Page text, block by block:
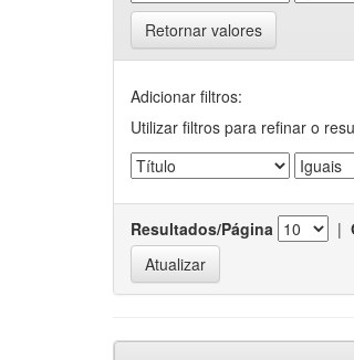
Retornar valores
Adicionar filtros:
Utilizar filtros para refinar o
Resultados/Página |